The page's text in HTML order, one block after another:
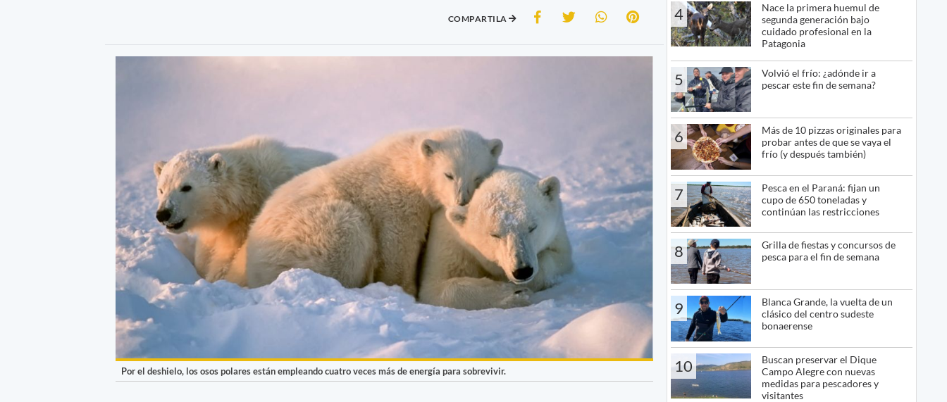
COMPARTILA
Por el deshielo, los osos polares están empleando cuatro veces más de energía para sobrevivir.
4
Nace la primera huemul de
segunda generación bajo
cuidado profesional en la
Patagonia
5
Volvió el frío: ¿adónde ir a
pescar este fin de semana?
6
Más de 10 pizzas originales para
probar antes de que se vaya el
frío (y después también)
7
Pesca en el Paraná: fijan un
cupo de 650 toneladas y
continúan las restricciones
8
Grilla de fiestas y concursos de
pesca para el fin de semana
9
Blanca Grande, la vuelta de un
clásico del centro sudeste
bonaerense
10
Buscan preservar el Dique
Campo Alegre con nuevas
medidas para pescadores y
visitantes